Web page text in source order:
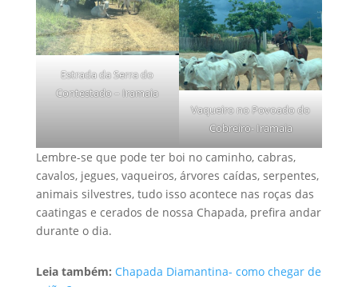
Estrada da Serra do
Contestado – Iramaia
Vaqueiro no Povoado do
Cobreiro- Iramaia
Lembre-se que pode ter boi no caminho, cabras,
cavalos, jegues, vaqueiros, árvores caídas, serpentes,
animais silvestres, tudo isso acontece nas roças das
caatingas e cerados de nossa Chapada, prefira andar
durante o dia.
Leia também: Chapada Diamantina- como chegar de